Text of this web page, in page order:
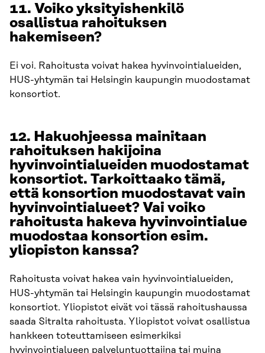
11. Voiko yksityishenkilö
osallistua rahoituksen
hakemiseen?
Ei voi. Rahoitusta voivat hakea hyvinvointialueiden,
HUS-yhtymän tai Helsingin kaupungin muodostamat
konsortiot.
12. Hakuohjeessa mainitaan
rahoituksen hakijoina
hyvinvointialueiden muodostamat
konsortiot. Tarkoittaako tämä,
että konsortion muodostavat vain
hyvinvointialueet? Vai voiko
rahoitusta hakeva hyvinvointialue
muodostaa konsortion esim.
yliopiston kanssa?
Rahoitusta voivat hakea vain hyvinvointialueiden,
HUS-yhtymän tai Helsingin kaupungin muodostamat
konsortiot. Yliopistot eivät voi tässä rahoitushaussa
saada Sitralta rahoitusta. Yliopistot voivat osallistua
hankkeen toteuttamiseen esimerkiksi
hyvinvointialueen palveluntuottajina tai muina